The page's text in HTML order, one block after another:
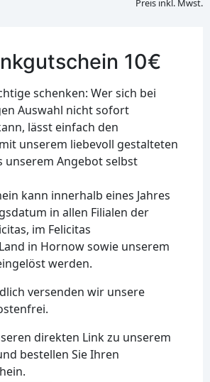
Preis inkl. Mwst.
10€
schenken: Wer sich bei
Auswahl nicht sofort
lässt einfach den
unserem liebevoll gestalteten
unserem Angebot selbst
kann innerhalb eines Jahres
in allen Filialen der
im Felicitas
in Hornow sowie unserem
werden.
versenden wir unsere
direkten Link zu unserem
bestellen Sie Ihren